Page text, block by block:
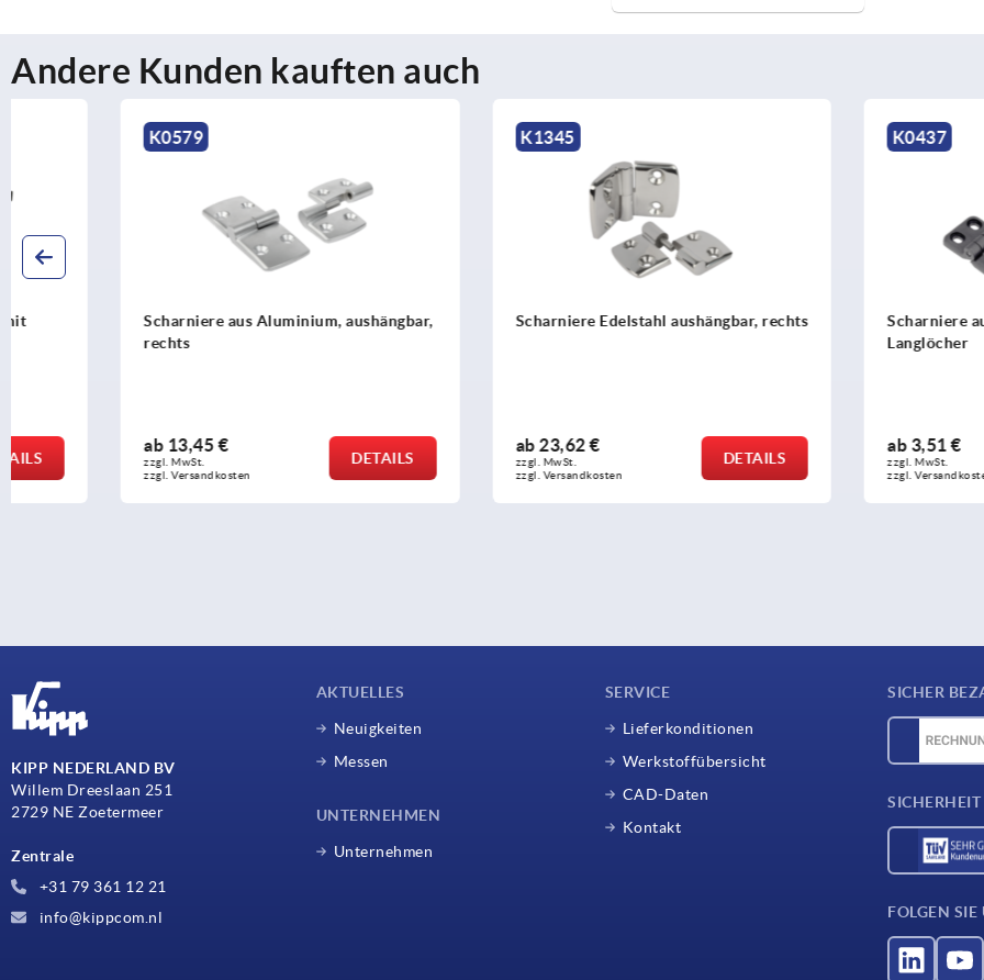
Andere Kunden kauften auch
Scharniere aus Aluminium, aushängbar,
13,45 €
zzgl. MwSt.
zzgl. Versandkosten
Scharniere Edelstahl aushängbar, rechts
23,62 €
zzgl. MwSt.
zzgl. Versandkosten
Scharniere aus Kunststoff,
3,51 €
zzgl. MwSt.
zzgl. Versandkosten
KIPP NEDERLAND BV
Willem Dreeslaan 251
2729 NE Zoetermeer
Zentrale
+31 79 361 12 21
info@kippcom.nl
AKTUELLES
Neuigkeiten
Messen
UNTERNEHMEN
Unternehmen
SERVICE
Lieferkonditionen
Werkstoffübersicht
CAD-Daten
Kontakt
SICHER
FOLGEN SIE